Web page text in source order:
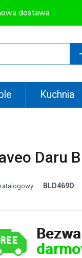
dostawa
Kuchnia
Daru
BLD469D